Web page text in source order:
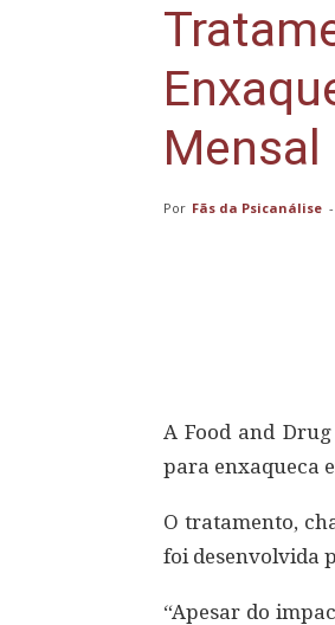
Mensal
Por Fãs da Psicanálise -
A Food and
para enxaqueca
O tratamento,
foi desenvolvida
“Apesar do